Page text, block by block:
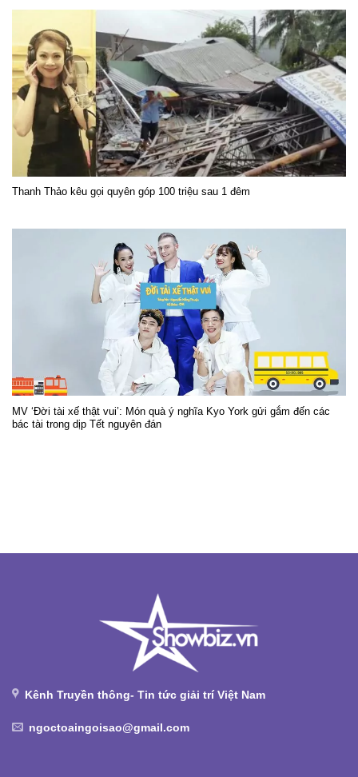
Thanh Thảo kêu gọi quyên góp 100 triệu sau 1 đêm
MV ‘Đời tài xế thật vui’: Món quà ý nghĩa Kyo York gửi gắm đến các
bác tài trong dịp Tết nguyên đán
Kênh Truyền thông- Tin tức giải trí Việt Nam
ngoctoaingoisao@gmail.com